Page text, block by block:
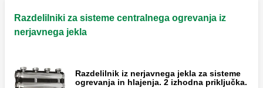
hladilne sisteme.
Par čepov s tesnilom za neuporabljene
izhode.
Razdelilniki za sisteme centralnega ogrevanja iz
nerjavnega jekla
Razdelilnik iz nerjavnega jekla za sisteme
ogrevanja in hlajenja. 2 izhodna priključka.